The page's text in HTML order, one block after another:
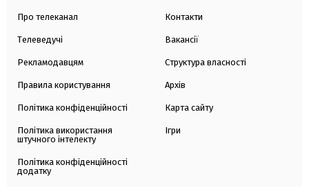
Про телеканал
Телеведучі
Рекламодавцям
Правила користування
Політика конфіденційності
Політика використання
штучного інтелекту
Політика конфіденційності
додатку
Контакти
Вакансії
Структура власності
Архів
Карта сайту
Ігри